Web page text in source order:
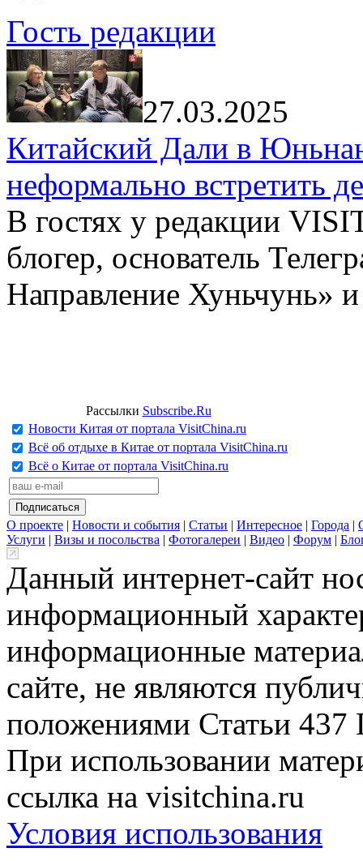
Гость редакции
27.03.2025
Китайский Дали в
неформально встретить
В гостях у редакции
блогер, основатель
Направление Хуньчунь»
Рассылки Subscribe.Ru
Новости Китая от портала VisitChina.ru
Всё об отдыхе в Китае от портала VisitChina.ru
Всё о Китае от портала VisitChina.ru
О проекте | Новости и события | Статьи | Интересное | Города |
Услуги | Визы и посольства | Фотогалереи | Видео | Форум |
Данный интернет-сайт
информационный
информационные
сайте, не являются
положениями Статьи 437
При использовании
ссылка на visitchina.ru
Условия использования